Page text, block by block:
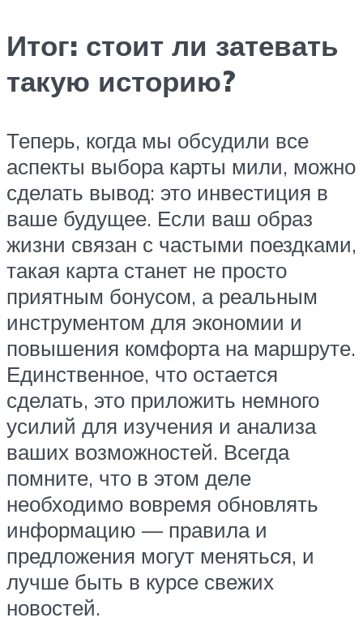
Итог: стоит ли затевать
такую историю?
Теперь, когда мы обсудили все
аспекты выбора карты мили, можно
сделать вывод: это инвестиция в
ваше будущее. Если ваш образ
жизни связан с частыми поездками,
такая карта станет не просто
приятным бонусом, а реальным
инструментом для экономии и
повышения комфорта на маршруте.
Единственное, что остается
сделать, это приложить немного
усилий для изучения и анализа
ваших возможностей. Всегда
помните, что в этом деле
необходимо вовремя обновлять
информацию — правила и
предложения могут меняться, и
лучше быть в курсе свежих
новостей.